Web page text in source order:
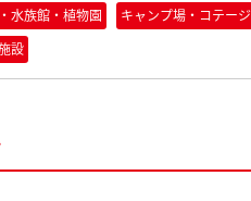
水族館・植物園
キャンプ場・コテージ
設